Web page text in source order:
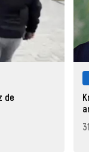
de